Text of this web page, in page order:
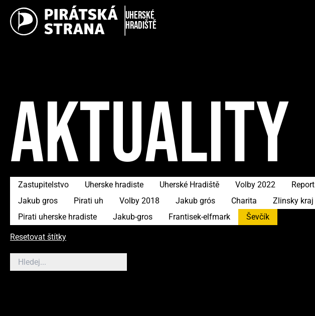
Uherské
Hradiště
AKTUALITY
Zastupitelstvo Uherske hradiste Uherské Hradiště Volby 2022 Report
Jakub gros
Pirati uh Volby 2018 Jakub grós Charita Zlinsky kraj
Pirati uherske hradiste
Jakub-gros Frantisek-elfmark Ševčík
Resetovat štítky